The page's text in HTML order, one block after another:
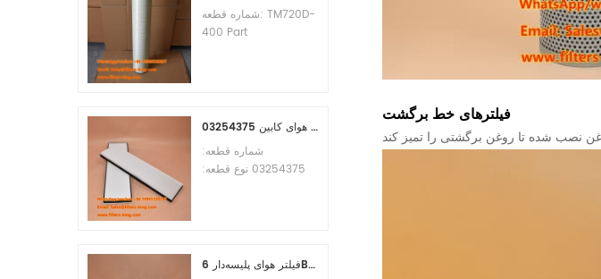
شماره قطعه: TM720D-
400 Part
MOQ:60pcs
مرجع متقابل فیلتر هوای کابین 03254375
شماره قطعه:
03254375 نوع قطعه:
فیلتر هوای پلیسه‌دار 6B924 MERV 8
فیلترهای خط برگشت